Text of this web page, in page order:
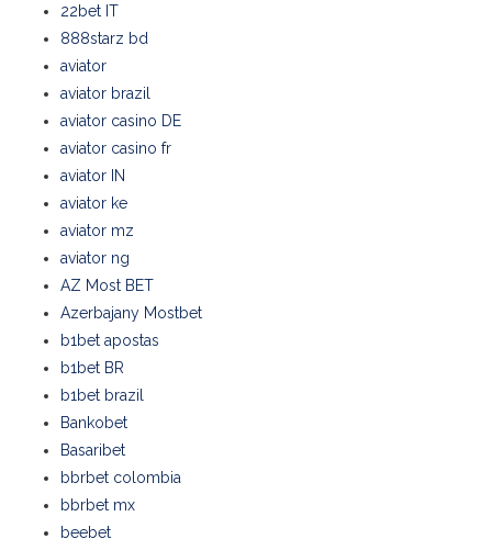
22bet IT
888starz bd
aviator
aviator brazil
aviator casino DE
aviator casino fr
aviator IN
aviator ke
aviator mz
aviator ng
AZ Most BET
Azerbajany Mostbet
b1bet apostas
b1bet BR
b1bet brazil
Bankobet
Basaribet
bbrbet colombia
bbrbet mx
beebet